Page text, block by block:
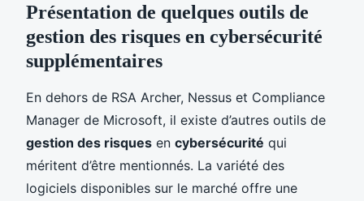
Présentation de quelques outils de
gestion des risques en cybersécurité
supplémentaires
En dehors de RSA Archer, Nessus et Compliance
Manager de Microsoft, il existe d’autres outils de
gestion des risques en cybersécurité qui
méritent d’être mentionnés. La variété des
logiciels disponibles sur le marché offre une